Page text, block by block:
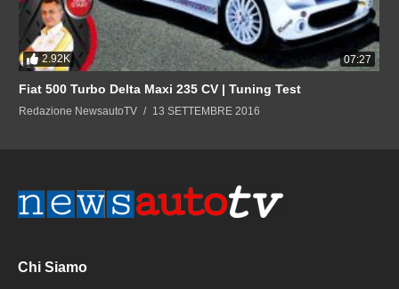
2.92K 07:27
Fiat 500 Turbo Delta Maxi 235 CV | Tuning Test
Redazione NewsautoTV 13 SETTEMBRE 2016
Chi Siamo